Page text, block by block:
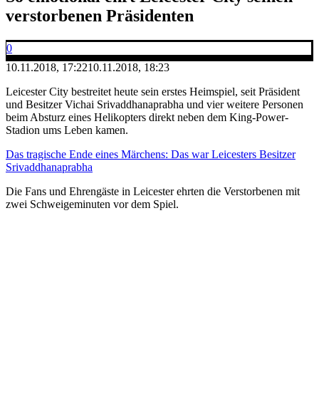
verstorbenen Präsidenten
0
10.11.2018, 17:2210.11.2018, 18:23
Leicester City bestreitet heute sein erstes Heimspiel, seit Präsident
und Besitzer Vichai Srivaddhanaprabha und vier weitere Personen
beim Absturz eines Helikopters direkt neben dem King-Power-
Stadion ums Leben kamen.
Das tragische Ende eines Märchens: Das war Leicesters Besitzer
Srivaddhanaprabha
Die Fans und Ehrengäste in Leicester ehrten die Verstorbenen mit
zwei Schweigeminuten vor dem Spiel.